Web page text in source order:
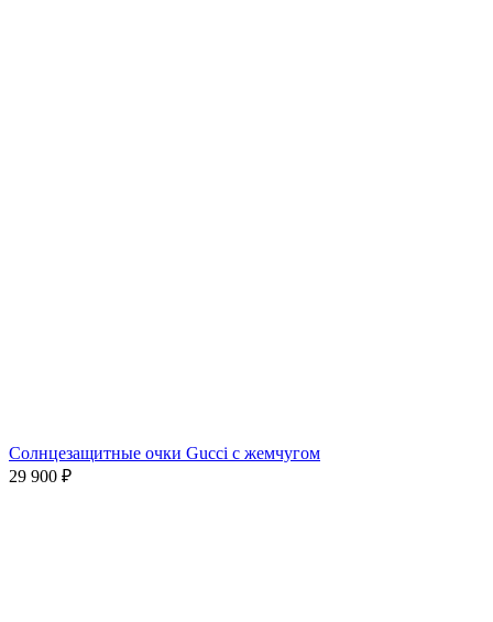
Солнцезащитные очки Gucci с жемчугом
29 900 ₽